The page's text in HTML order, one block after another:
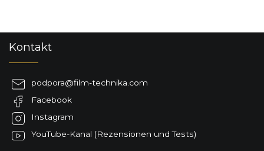
Kontakt
podpora@film-technika.com
Facebook
Instagram
YouTube-Kanal (Rezensionen und Tests)